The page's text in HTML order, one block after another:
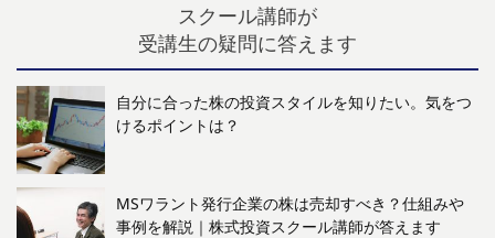
スクール講師が
受講生の疑問に答えます
自分に合った株の投資スタイルを知りたい。気をつ
けるポイントは？
MSワラント発行企業の株は売却すべき？仕組みや
事例を解説｜株式投資スクール講師が答えます